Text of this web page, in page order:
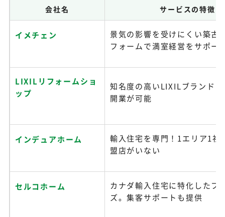
会社名 サービスの特徴
イメチェン
景気の影響を受けにくい築古
フォームで満室経営をサポー
LIXILリフォームショ
ップ
知名度の高いLIXILブランド
開業が可能
インデュアホーム
輸入住宅を専門！1エリア1社
盟店がいない
セルコホーム
カナダ輸入住宅に特化したフ
ズ。集客サポートも提供